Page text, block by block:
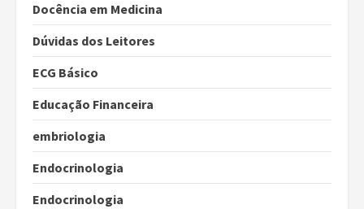
Docência em Medicina
Dúvidas dos Leitores
ECG Básico
Educação Financeira
embriologia
Endocrinologia
Endocrinologia